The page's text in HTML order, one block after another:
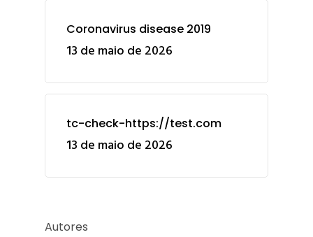
Coronavirus disease 2019
13 de maio de 2026
tc-check-https://test.com
13 de maio de 2026
Autores